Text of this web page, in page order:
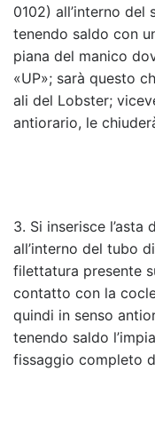
0102) all’interno del
tenendo saldo con
piana del manico
«UP»; sarà questo
ali del Lobster;
antiorario, le
3. Si inserisce l’asta
all’interno del tubo
filettatura presente
contatto con la
quindi in senso
tenendo saldo
fissaggio completo